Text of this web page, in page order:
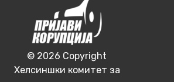
© 2026 Copyright
Хелсиншки комитет за